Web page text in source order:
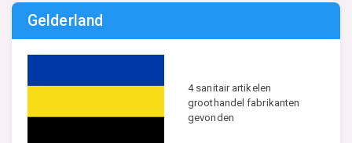
Gelderland
4 sanitair artikelen
groothandel fabrikanten
gevonden